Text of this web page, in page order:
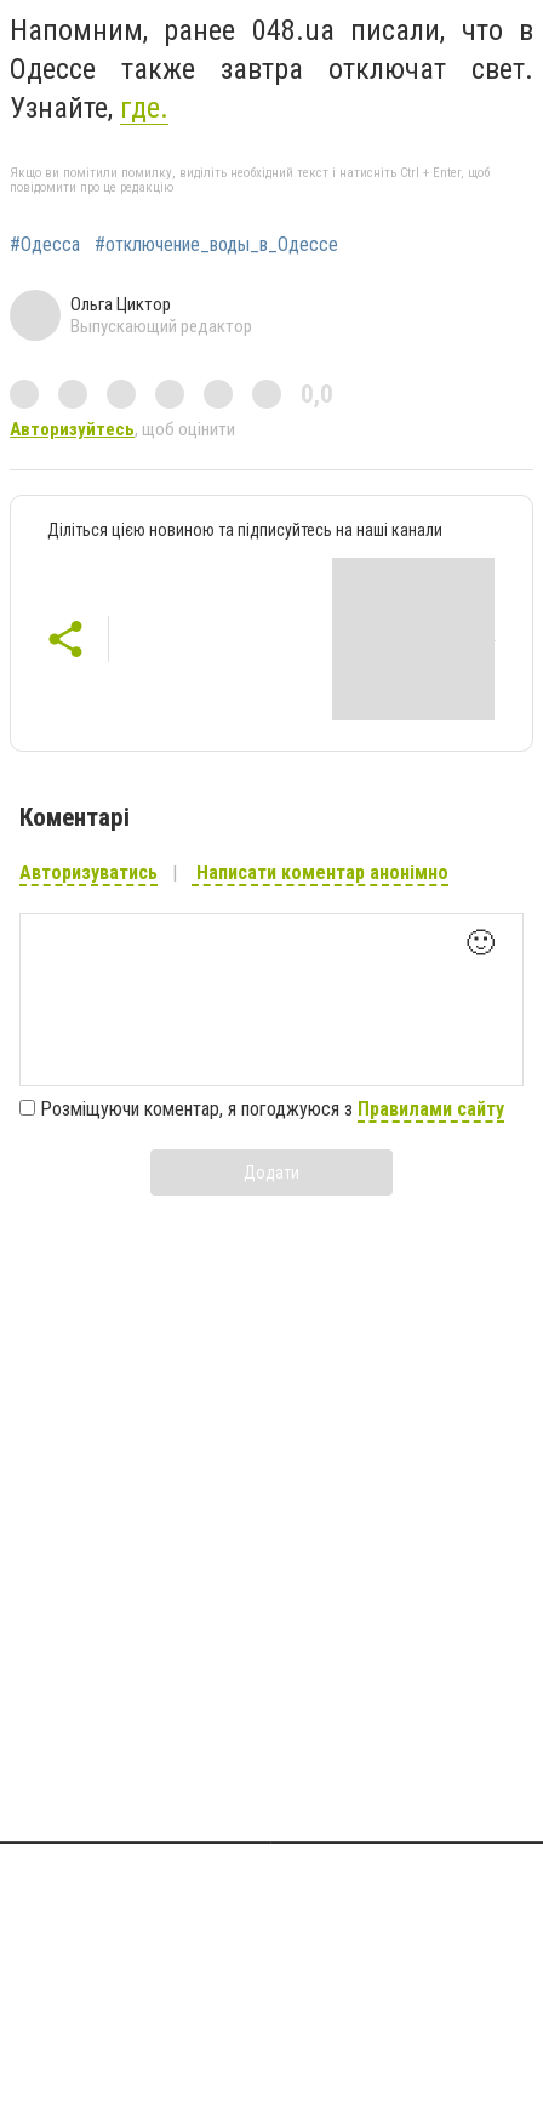
Напомним, ранее 048.ua писали, что в
Одессе также завтра отключат свет.
Узнайте, где.
Якщо ви помітили помилку, виділіть необхідний текст і натисніть Ctrl + Enter, щоб
повідомити про це редакцію
#Одесса #отключение_воды_в_Одессе
Ольга Циктор
Выпускающий редактор
0,0
Авторизуйтесь, щоб оцінити
Діліться цією новиною та підписуйтесь на наші канали
Коментарі
Авторизуватись Написати коментар анонімно
🙂
Розміщуючи коментар, я погоджуюся з Правилами сайту
Додати